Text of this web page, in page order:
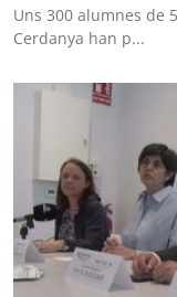
Uns 300 alumnes de
Cerdanya han p...